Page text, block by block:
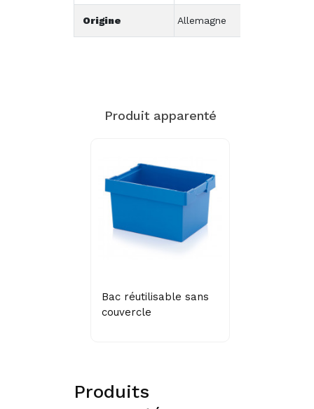
Origine Allemagne
Produit apparenté
Bac réutilisable sans
couvercle
Produits